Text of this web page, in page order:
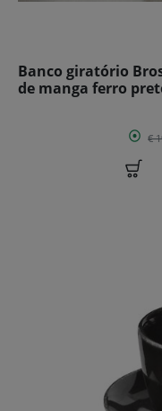
Banco giratório
de manga ferro
€